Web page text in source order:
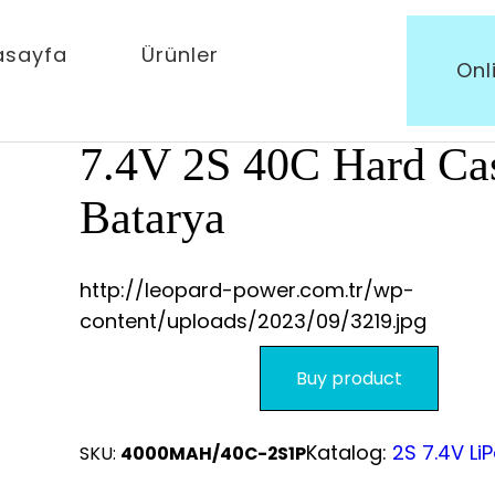
Ürünler
7.4V 2S 40C Hard
Batarya
http://leopard-power.com.tr/wp-
content/uploads/2023/09/3219.jpg
Buy product
SKU: 4000MAH/40C-2S1PKatalog: 2S 7.4V